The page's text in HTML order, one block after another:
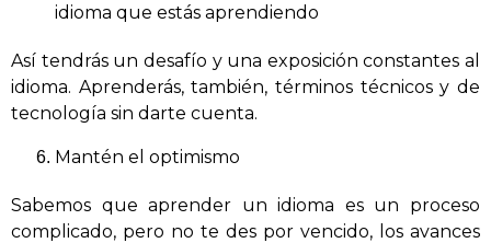
idioma que estás aprendiendo
Así tendrás un desafío y una exposición constantes al
idioma. Aprenderás, también, términos técnicos y de
tecnología sin darte cuenta.
Mantén el optimismo
Sabemos que aprender un idioma es un proceso
complicado, pero no te des por vencido, los avances